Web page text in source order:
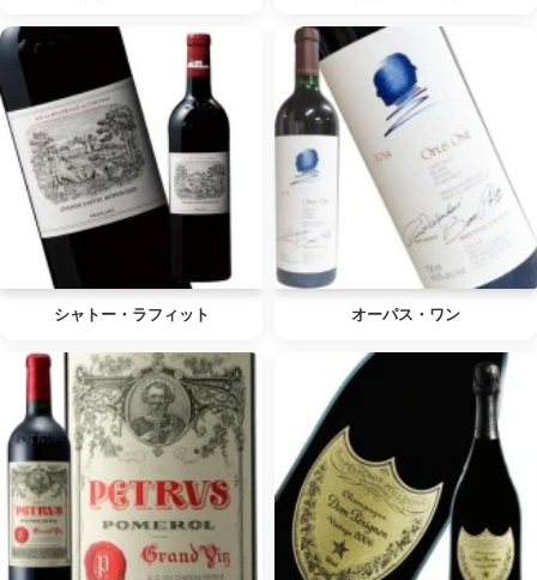
シャトー・ラフィット オーパス・ワン